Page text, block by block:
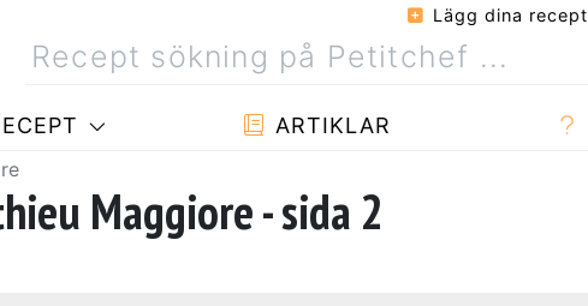
Lägg dina recept
ARTIKLAR
Maggiore - sida 2